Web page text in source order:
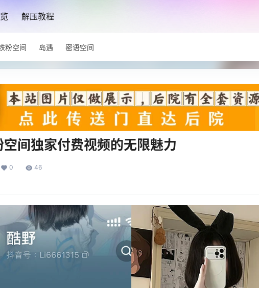
解压教程
粉空间 岛遇 密语空间
间独家付费视频的无限魅力
0 46